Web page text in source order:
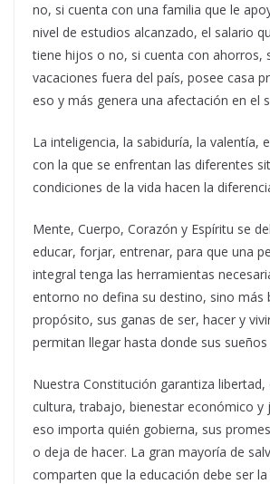
no, si cuenta con una familia que le
nivel de estudios alcanzado, el salario
tiene hijos o no, si cuenta con ahorros,
vacaciones fuera del país, posee casa
eso y más genera una afectación en el
La inteligencia, la sabiduría, la valentía,
con la que se enfrentan las diferentes
condiciones de la vida hacen la
Mente, Cuerpo, Corazón y Espíritu se
educar, forjar, entrenar, para que una
integral tenga las herramientas
entorno no defina su destino, sino más
propósito, sus ganas de ser, hacer y
permitan llegar hasta donde sus
Nuestra Constitución garantiza libertad,
cultura, trabajo, bienestar económico y
eso importa quién gobierna, sus
o deja de hacer. La gran mayoría de
comparten que la educación debe ser